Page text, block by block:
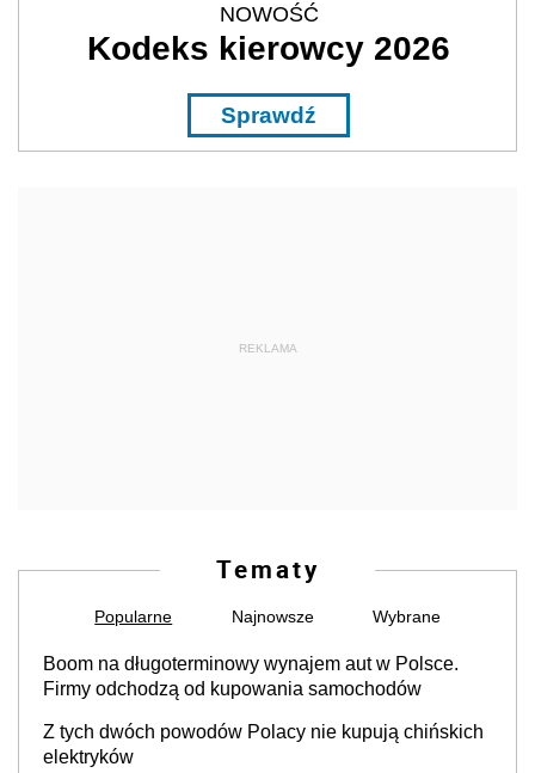
NOWOŚĆ
Kodeks kierowcy 2026
Sprawdź
REKLAMA
Tematy
Popularne Najnowsze Wybrane
Boom na długoterminowy wynajem aut w Polsce.
Firmy odchodzą od kupowania samochodów
Z tych dwóch powodów Polacy nie kupują chińskich
elektryków